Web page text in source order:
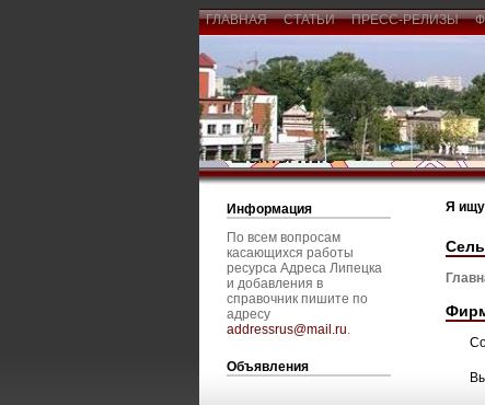
ГЛАВНАЯ СТАТЬИ ПРЕСС-РЕЛИЗЫ
Информация
По всем вопросам
касающихся работы
ресурса Адреса Липецка
и добавления в
справочник пишите по
адресу
addressrus@mail.ru.
Объявления
Я